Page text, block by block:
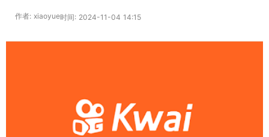
作者: xiaoyue时间: 2024-11-04 14:15